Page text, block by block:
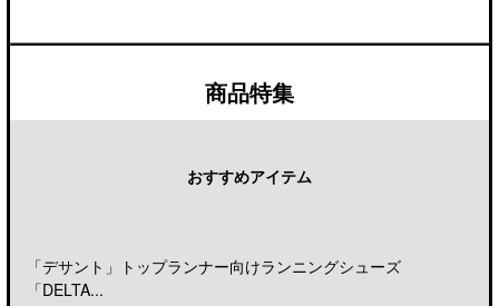
商品特集
おすすめアイテム
「デサント」トップランナー向けランニングシューズ
「DELTA...